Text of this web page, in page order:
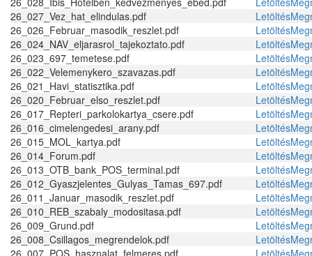
26_027_Vez_hat_elindulas.pdf
Letöltés
26_026_Februar_masodik_reszlet.pdf
Letöltés
26_024_NAV_eljarasrol_tajekoztato.pdf
Letöltés
26_023_697_temetese.pdf
Letöltés
26_022_Velemenykero_szavazas.pdf
Letöltés
26_021_Havi_statisztika.pdf
Letöltés
26_020_Februar_elso_reszlet.pdf
Letöltés
26_017_Repteri_parkolokartya_csere.pdf
Letöltés
26_016_cimelengedesi_arany.pdf
Letöltés
26_015_MOL_kartya.pdf
Letöltés
26_014_Forum.pdf
Letöltés
26_013_OTB_bank_POS_terminal.pdf
Letöltés
26_012_Gyaszjelentes_Gulyas_Tamas_697.pdf
Letöltés
26_011_Januar_masodik_reszlet.pdf
Letöltés
26_010_REB_szabaly_modositasa.pdf
Letöltés
26_009_Grund.pdf
Letöltés
26_008_Csillagos_megrendelok.pdf
Letöltés
26_007_POS_hasznalat_felmeres.pdf
Letöltés